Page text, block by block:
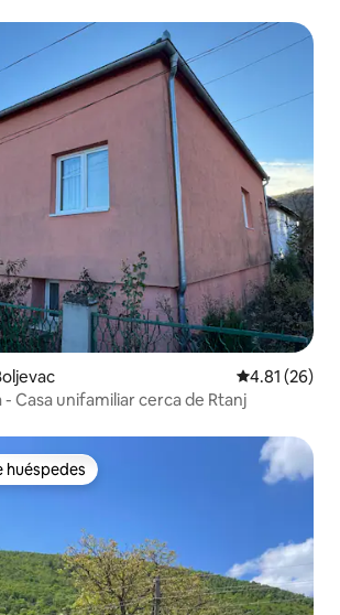
Calificación
4.81 (26)
- Casa unifamiliar cerca de Rtanj
preferido
huéspedes